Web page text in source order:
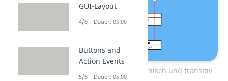
Vererbung ist hierarchisch und transitiv
GUI-Layout
4/6 – Dauer: 05:00
Buttons and
Action Events
5/6 – Dauer: 05:00